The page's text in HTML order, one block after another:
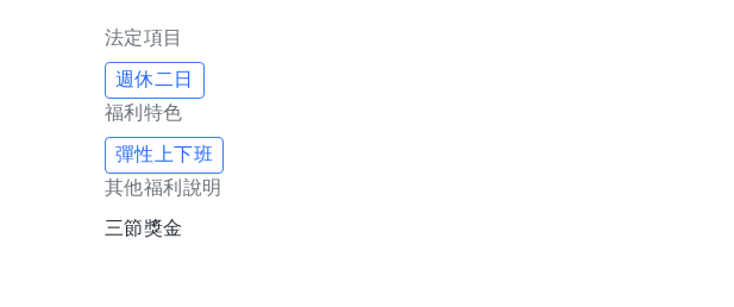
法定項目
週休二日
福利特色
彈性上下班
其他福利說明
三節獎金